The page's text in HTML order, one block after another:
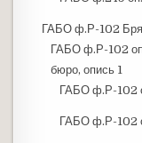
ГАБО ф.Р-102
ГАБО ф.Р-102
бюро, опись 1
ГАБО ф.Р-102
ГАБО ф.Р-102